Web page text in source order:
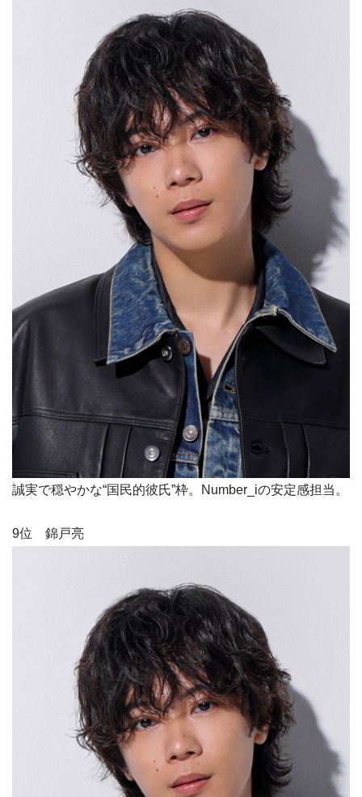
誠実で穏やかな“国民的彼氏”枠。Number_iの安定感担当。
9位 錦戸亮